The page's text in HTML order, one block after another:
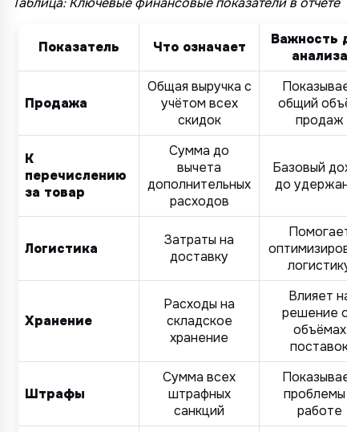
Показатель Что означает
Важность
анализа
Продажа
Общая выручка с
учётом всех
скидок
Показывает
общий
продаж
К
перечислению
за товар
Сумма до
вычета
дополнительных
расходов
Базовый
до
Логистика
Затраты на
доставку
Помогает
логистику
Хранение
Расходы на
складское
хранение
Влияет на
решение об
объёмах
поставок
Штрафы
Сумма всех
штрафных
санкций
Показывает
проблемы в
работе
Согласие на обработку ПД
Правила обработки персональных данных
Отправить заявку
Назад Далее
YandexMarket
MegaMarket
Назад Далее
до 3 огранизаций
до 5 организаций
более 5 организаций
Назад Далее
от 1 до 5 млн.
от 5 до 10 млн.
от 10 млн.
Назад Передать анкету